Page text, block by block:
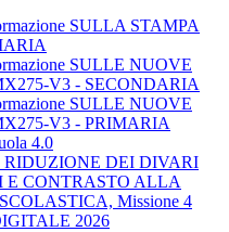
SULLA STAMPA
SULLE NUOVE
V3 - SECONDARIA
SULLE NUOVE
V3 - PRIMARIA
4.0
DEI DIVARI
E CONTRASTO ALLA
Missione 4
2026